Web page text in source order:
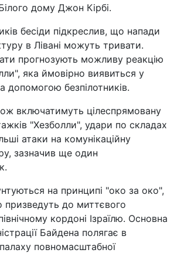
дому Джон Кірбі.
бесіди підкреслив, що напади
в Лівані можуть тривати.
прогнозують можливу реакцію
яка ймовірно виявиться у
допомогою безпілотників.
включатимуть цілеспрямовану
"Хезболли", удари по складах
атаки на комунікаційну
зазначив ще один
на принципі "око за око",
призведуть до миттєвого
кордоні Ізраїлю. Основна
Байдена полягає в
повномасштабної